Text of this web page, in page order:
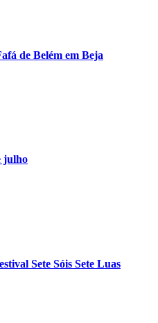
de Belém em Beja
julho
Sete Sóis Sete Luas